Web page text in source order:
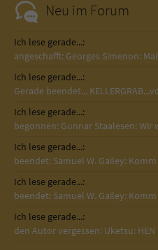
Neu im Forum
Ich lese gerade...:
angeschafft: Georges Simenon:
Ich lese gerade...:
Gerade beendet...
Ich lese gerade...:
begonnen: Gunnar Staalesen:
Ich lese gerade...:
beendet: Samuel W. Gailey:
Ich lese gerade...:
beendet: Samuel W. Gailey:
Ich lese gerade...:
den Autor vergessen: Uketsu: